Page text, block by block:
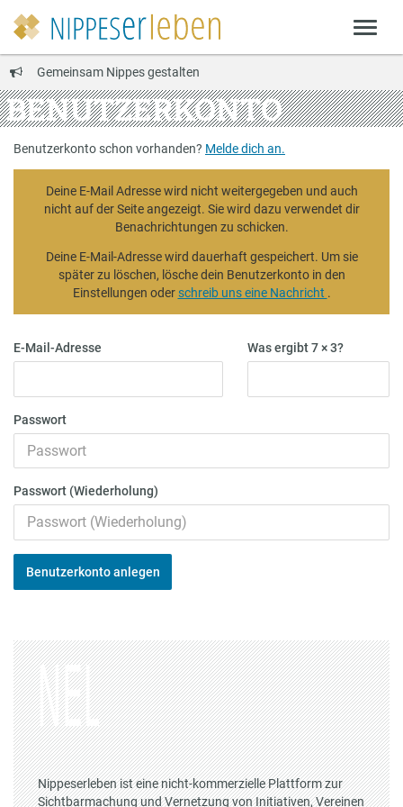
Gemeinsam Nippes gestalten
BENUTZERKONTO
Benutzerkonto schon vorhanden? Melde dich an.
Deine E-Mail Adresse wird nicht weitergegeben und auch
nicht auf der Seite angezeigt. Sie wird dazu verwendet dir
Benachrichtungen zu schicken.
Deine E-Mail-Adresse wird dauerhaft gespeichert. Um sie
später zu löschen, lösche dein Benutzerkonto in den
Einstellungen oderschreib uns eine Nachricht .
E-Mail-Adresse Was ergibt 7 × 3?
Passwort
Passwort (Wiederholung)
Benutzerkonto anlegen
Nippeserleben ist eine nicht-kommerzielle Plattform zur
Sichtbarmachung und Vernetzung von Initiativen, Vereinen